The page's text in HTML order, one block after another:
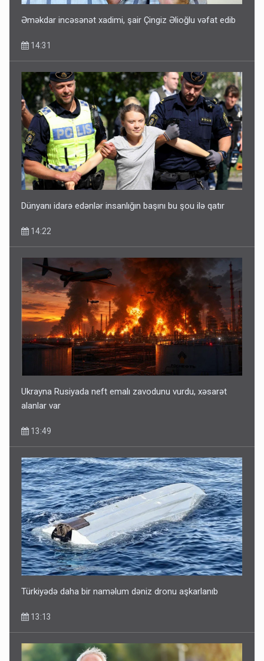
Əməkdar incəsənət xadimi, şair Çingiz Əlioğlu vəfat edib
14:31
Dünyanı idarə edənlər insanlığın başını bu şou ilə qatır
14:22
Ukrayna Rusiyada neft emalı zavodunu vurdu, xəsarət
alanlar var
13:49
Türkiyədə daha bir naməlum dəniz dronu aşkarlanıb
13:13